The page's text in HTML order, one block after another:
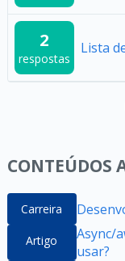
2
respostas
Lista
CONTEÚDOS
Carreira
Artigo
Async/
usar?